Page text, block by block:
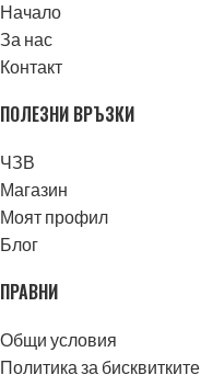
Начало
За нас
Контакт
ПОЛЕЗНИ ВРЪЗКИ
ЧЗВ
Магазин
Моят профил
Блог
ПРАВНИ
Общи условия
Политика за бисквитките